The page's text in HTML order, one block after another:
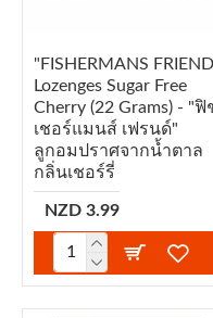
"FISHERMANS
Lozenges Sugar Free
Cherry (22 Grams) - "ฟิ
เชอร์แมนส์ เฟรนด์"
ลูกอมปราศจากน้ำตาล
กลิ่นเชอร์รี่
NZD 3.99